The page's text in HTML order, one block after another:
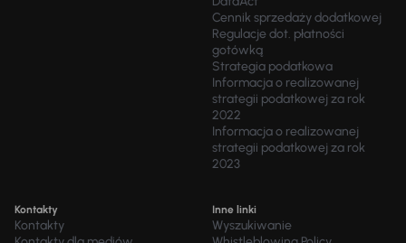
Cennik sprzedaży dodatkowej
Regulacje dot. płatności
gotówką
Strategia podatkowa
Informacja o realizowanej
strategii podatkowej za rok
2022
Informacja o realizowanej
strategii podatkowej za rok
2023
Kontakty
Kontakty
Inne linki
Wyszukiwanie